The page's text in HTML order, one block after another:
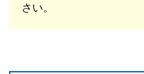
さい。